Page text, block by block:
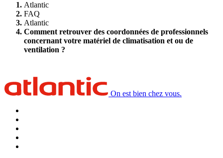
Atlantic
FAQ
Atlantic
Comment retrouver des coordonnées de professionnels
concernant votre matériel de climatisation et ou de
ventilation ?
On est bien chez vous.